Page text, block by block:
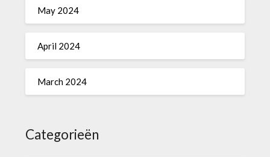
May 2024
April 2024
March 2024
Categorieën